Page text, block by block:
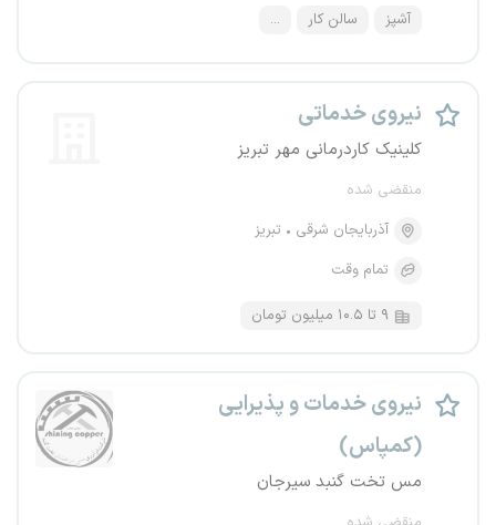
آشپز سالن کار ...
نیروی خدماتی
کلینیک کاردرمانی مهر تبریز
منقضی شده
آذربایجان شرقی
تبریز
تمام وقت
۹ تا ۱۰.۵ میلیون تومان
نیروی خدمات و پذیرایی
(کمپاس)
مس تخت گنبد سیرجان